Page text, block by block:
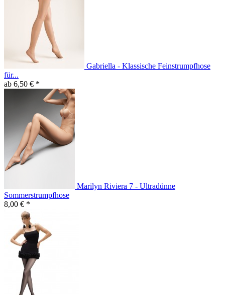
Gabriella - Klassische Feinstrumpfhose
für...
ab 6,50 € *
Marilyn Riviera 7 - Ultradünne
Sommerstrumpfhose
8,00 € *